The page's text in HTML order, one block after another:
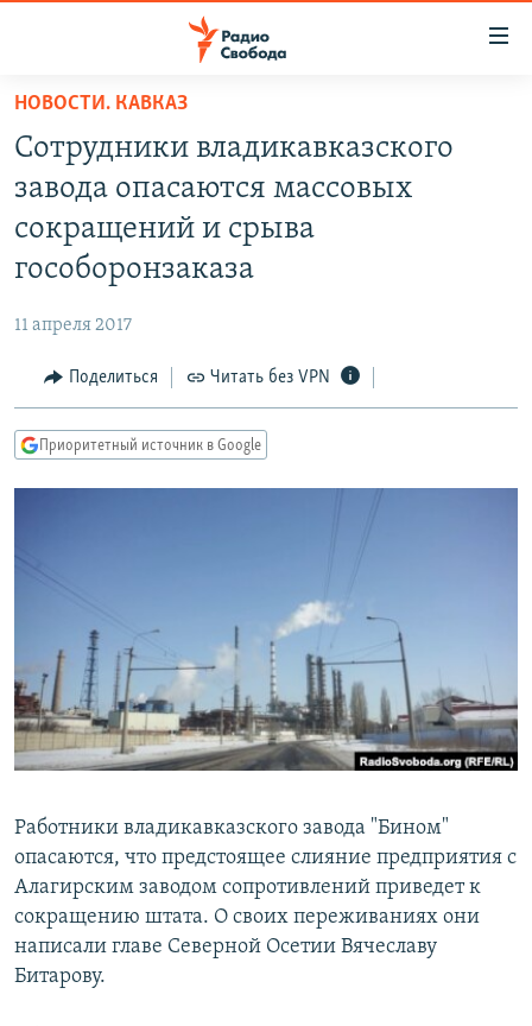
упрощенного
доступа
основному
содержанию
навигации
Вернутся
ПОДКАСТЫ
АВТОРСКИЕ ПРОЕКТЫ
ЦИТАТЫ СВОБОДЫ
КУЛЬТУРА
IDEL.РЕАЛИИ
КАВКАЗ.РЕАЛИИ
СОЦИАЛЬНЫЕ СЕТИ
Все сайты РСЕ/РС
НОВОСТИ. КАВКАЗ
Сотрудники владикавказского
завода опасаются массовых
сокращений и срыва
гособоронзаказа
11 апреля 2017
Поделиться Читать без VPN
Приоритетный источник в Google
Работники владикавказского завода "Бином"
опасаются, что предстоящее слияние предприятия с
Алагирским заводом сопротивлений приведет к
сокращению штата. О своих переживаниях они
написали главе Северной Осетии Вячеславу
Битарову.